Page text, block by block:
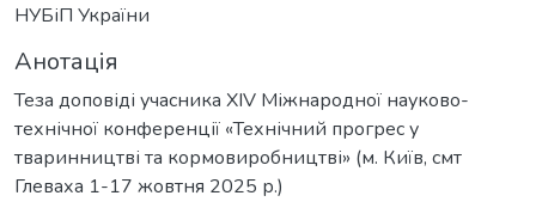
НУБіП України
Анотація
Теза доповіді учасника XІV Міжнародної науково-
технічної конференції «Технічний прогрес у
тваринництві та кормовиробництві» (м. Київ, смт
Глеваха 1-17 жовтня 2025 р.)